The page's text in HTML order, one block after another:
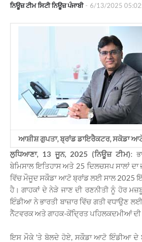
ਨਿਊਜ਼ ਟੀਮ ਸਿਟੀ ਨਿਊਜ਼ ਪੰਜਾਬੀ - 6/13/2025
ਆਸ਼ੀਸ਼ ਗੁਪਤਾ, ਬ੍ਰਾਂਡ ਡਾਇਰੈਕਟਰ, ਸਕੋਡਾ
ਲੁਧਿਆਣਾ, 13 ਜੂਨ, 2025 (ਨਿਊਜ਼ ਟੀਮ):
ਬੇਮਿਸਾਲ ਇਤਿਹਾਸ ਅਤੇ 25 ਦਿਲਚਸਪ ਸਾਲਾਂ
ਵਿੱਚ ਮੌਜੂਦ ਸਕੌਡਾ ਆਟੋ ਬ੍ਰਾਂਡ ਲਈ ਸਾਲ 2025
ਹੈ। ਗਾਹਕਾਂ ਦੇ ਨੇੜੇ ਜਾਣ ਦੀ ਰਣਨੀਤੀ ਨੂੰ ਹੋਰ
ਇੰਡੀਆ ਨੇ ਭਾਰਤੀ ਬਾਜ਼ਾਰ ਵਿੱਚ ਗਤੀ ਵਧਾਉਣ
ਨੈੱਟਵਰਕ ਅਤੇ ਗਾਹਕ-ਕੇਂਦ੍ਰਿਤ ਪਹਿਲਕਦਮੀਆਂ ਦੀ
ਇਸ ਮੌਕੇ 'ਤੇ ਬੋਲਦੇ ਹੋਏ, ਸਕੌਡਾ ਆਟੋ ਇੰਡੀਆ ਦੇ